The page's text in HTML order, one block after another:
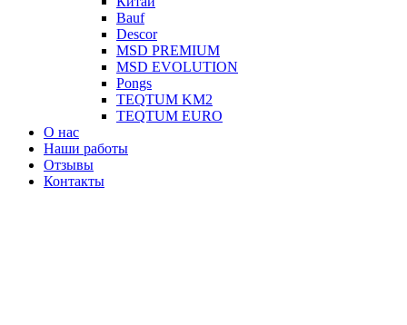
Вauf
Descor
MSD PREMIUM
MSD EVOLUTION
Pongs
TEQTUM KM2
TEQTUM EURO
О нас
Наши работы
Отзывы
Контакты